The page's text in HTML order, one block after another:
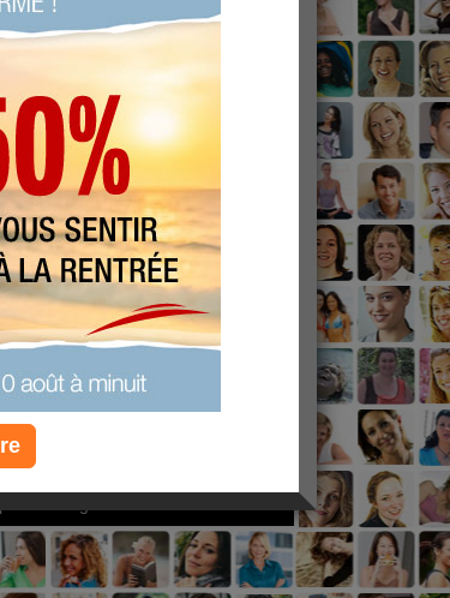
et être bien dans sa peau
PLUS
COACHING
gratuit